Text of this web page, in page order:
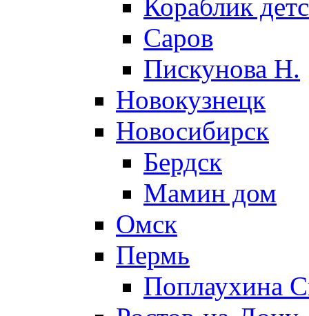
Кораблик
Саров
Пискунова Н.
Новокузнецк
Новосибирск
Бердск
Мамин дом
Омск
Пермь
Поплаухина